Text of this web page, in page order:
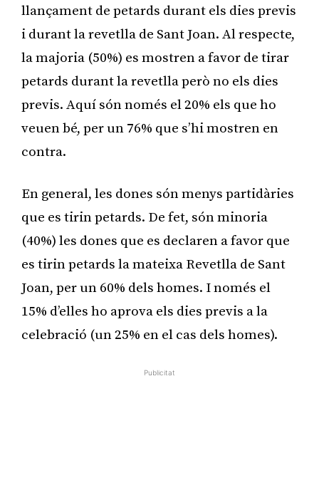
llançament de petards durant els dies previs
i durant la revetlla de Sant Joan. Al respecte,
la majoria (50%) es mostren a favor de tirar
petards durant la revetlla però no els dies
previs. Aquí són només el 20% els que ho
veuen bé, per un 76% que s’hi mostren en
contra.
En general, les dones són menys partidàries
que es tirin petards. De fet, són minoria
(40%) les dones que es declaren a favor que
es tirin petards la mateixa Revetlla de Sant
Joan, per un 60% dels homes. I només el
15% d’elles ho aprova els dies previs a la
celebració (un 25% en el cas dels homes).
Publicitat